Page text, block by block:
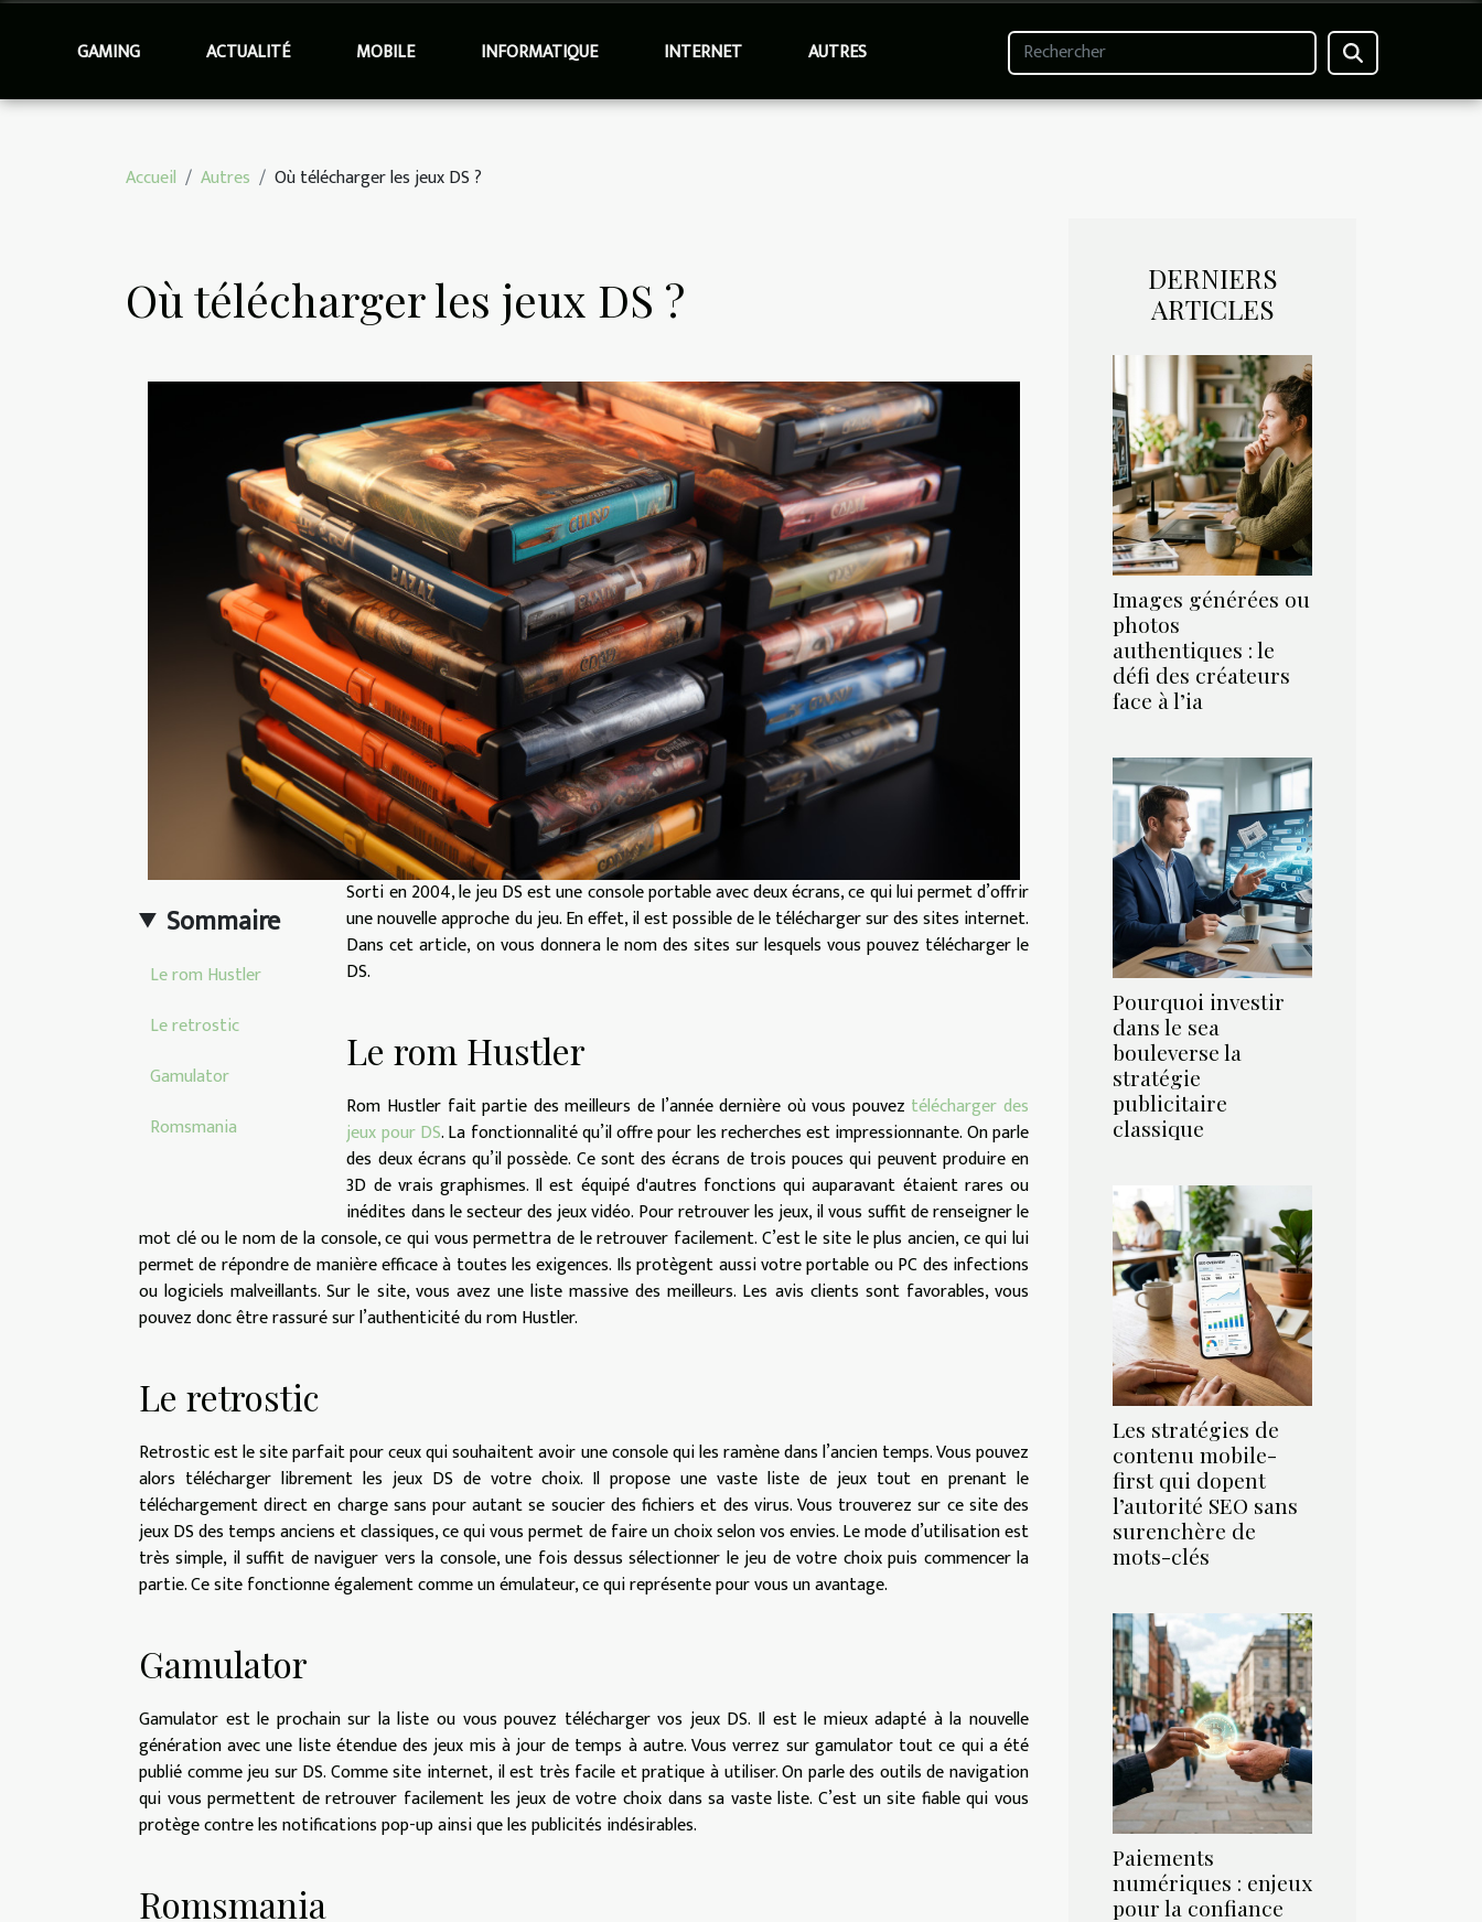
GAMING ACTUALITÉ MOBILE INFORMATIQUE INTERNET AUTRES
Accueil Autres Où télécharger les jeux DS ?
Où télécharger les jeux DS ?
Sommaire
Le rom Hustler
Le retrostic
Gamulator
Romsmania
Sorti en 2004, le jeu DS est une console portable avec deux écrans, ce qui lui permet d’offrir
une nouvelle approche du jeu. En effet, il est possible de le télécharger sur des sites internet.
Dans cet article, on vous donnera le nom des sites sur lesquels vous pouvez télécharger le
DS.
Le rom Hustler
Rom Hustler fait partie des meilleurs de l’année dernière où vous pouvez télécharger des
jeux pour DS. La fonctionnalité qu’il offre pour les recherches est impressionnante. On parle
des deux écrans qu’il possède. Ce sont des écrans de trois pouces qui peuvent produire en
3D de vrais graphismes. Il est équipé d'autres fonctions qui auparavant étaient rares ou
inédites dans le secteur des jeux vidéo. Pour retrouver les jeux, il vous suffit de renseigner le
mot clé ou le nom de la console, ce qui vous permettra de le retrouver facilement. C’est le site le plus ancien, ce qui lui
permet de répondre de manière efficace à toutes les exigences. Ils protègent aussi votre portable ou PC des infections
ou logiciels malveillants. Sur le site, vous avez une liste massive des meilleurs. Les avis clients sont favorables, vous
pouvez donc être rassuré sur l’authenticité du rom Hustler.
Le retrostic
Retrostic est le site parfait pour ceux qui souhaitent avoir une console qui les ramène dans l’ancien temps. Vous pouvez
alors télécharger librement les jeux DS de votre choix. Il propose une vaste liste de jeux tout en prenant le
téléchargement direct en charge sans pour autant se soucier des fichiers et des virus. Vous trouverez sur ce site des
jeux DS des temps anciens et classiques, ce qui vous permet de faire un choix selon vos envies. Le mode d’utilisation est
très simple, il suffit de naviguer vers la console, une fois dessus sélectionner le jeu de votre choix puis commencer la
partie. Ce site fonctionne également comme un émulateur, ce qui représente pour vous un avantage.
Gamulator
Gamulator est le prochain sur la liste ou vous pouvez télécharger vos jeux DS. Il est le mieux adapté à la nouvelle
génération avec une liste étendue des jeux mis à jour de temps à autre. Vous verrez sur gamulator tout ce qui a été
publié comme jeu sur DS. Comme site internet, il est très facile et pratique à utiliser. On parle des outils de navigation
qui vous permettent de retrouver facilement les jeux de votre choix dans sa vaste liste. C’est un site fiable qui vous
protège contre les notifications pop-up ainsi que les publicités indésirables.
Romsmania
DERNIERS
ARTICLES
Images générées ou
photos
authentiques : le
défi des créateurs
face à l’ia
Pourquoi investir
dans le sea
bouleverse la
stratégie
publicitaire
classique
Les stratégies de
contenu mobile-
first qui dopent
l’autorité SEO sans
surenchère de
mots-clés
Paiements
numériques : enjeux
pour la confiance